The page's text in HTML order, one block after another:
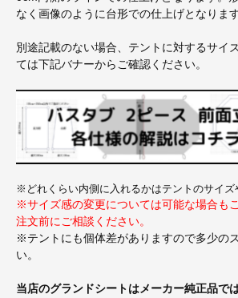
なく画像のように台形での仕上げとなります
別途記載のない場合、テントに対するサイ
ては下記バナーからご確認ください。
※どれくらい内側に入れるかはテントのサイズ
※サイズ感の変更については可能な場合も
注文前にご相談ください。
※テントにも個体差がありますので多少の
い。
当店のグランドシートはメーカー純正品で